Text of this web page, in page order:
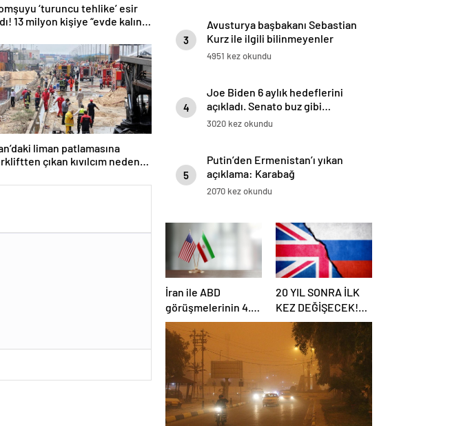
‘turuncu tehlike’ esir
13 milyon kişiye “evde kalın”
liman patlamasına
çıkan kıvılcım neden
3
Avusturya başbakanı Sebastian
Kurz ile ilgili bilinmeyenler
4951 kez okundu
4
Joe Biden 6 aylık hedeflerini
açıkladı. Senato buz gibi…
3020 kez okundu
5
Putin’den Ermenistan’ı yıkan
açıklama: Karabağ
Azerbaycan’ın ayrılmaz bir
2070 kez okundu
İran ile ABD
görüşmelerinin 4.
turu: Tarih ve yer
belli oldu
20 YIL SONRA İLK
KEZ DEĞİŞECEK!
Rusya ile olası
savaş…
İngiltere’nin gizli
planı güncelleniyor!